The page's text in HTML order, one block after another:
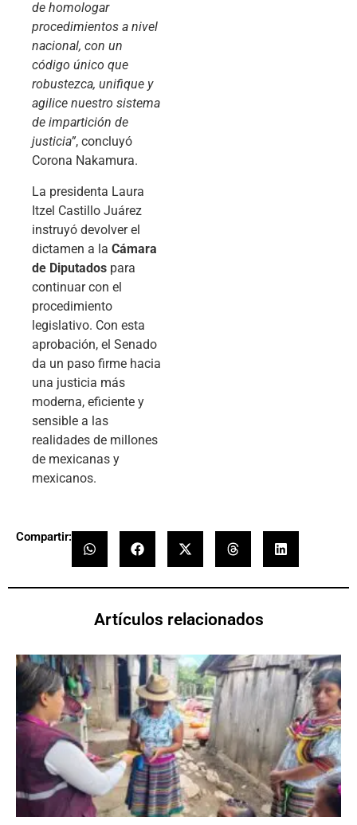
de homologar
procedimientos a nivel
nacional, con un
código único que
robustezca, unifique y
agilice nuestro sistema
de impartición de
justicia”, concluyó
Corona Nakamura.
La presidenta Laura
Itzel Castillo Juárez
instruyó devolver el
dictamen a la Cámara
de Diputados para
continuar con el
procedimiento
legislativo. Con esta
aprobación, el Senado
da un paso firme hacia
una justicia más
moderna, eficiente y
sensible a las
realidades de millones
de mexicanas y
mexicanos.
Compartir:
Artículos relacionados